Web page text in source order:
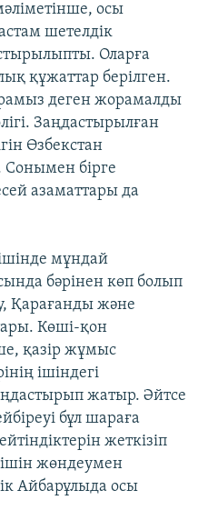
осы
шетелдік
Оларға
құжаттар берілген.
деген жорамалды
Заңдастырылған
Өзбекстан
бірге
азаматтары да
мұндай
бәрінен көп болып
Қарағанды және
Көші-қон
қазір жұмыс
ішіндегі
жатыр. Әйтсе
бұл шараға
жеткізіп
ішін жөндеумен
Айбарұлыда осы